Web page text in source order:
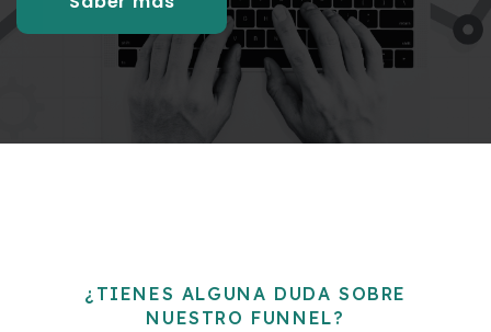
¿TIENES ALGUNA DUDA SOBRE
NUESTRO FUNNEL?